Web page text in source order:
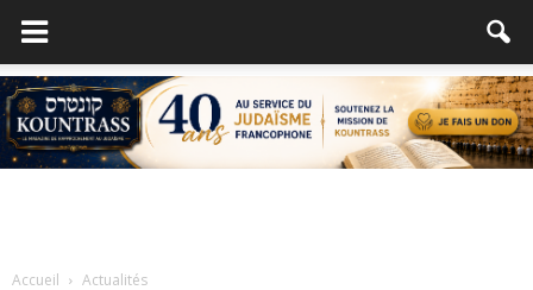
Accueil Actualités